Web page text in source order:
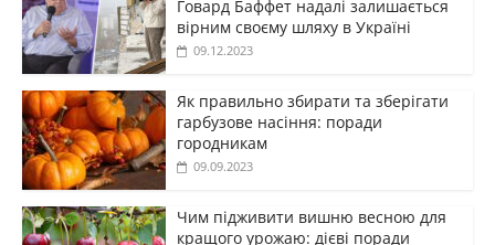
Говард Баффет надалі залишається
вірним своєму шляху в Україні
09.12.2023
Як правильно збирати та зберігати
гарбузове насіння: поради
городникам
09.09.2023
Чим підживити вишню весною для
кращого урожаю: дієві поради